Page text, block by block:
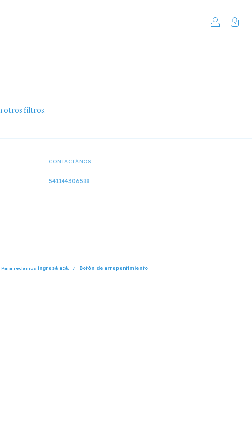
0
otros filtros.
CONTACTÁNOS
541144306588
reclamos ingresá acá. / Botón de arrepentimiento